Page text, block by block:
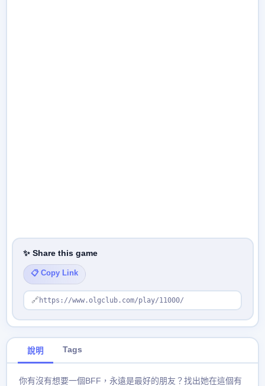
✨ Share this game
📋 Copy Link
🔗 https://www.olgclub.com/play/11000/
說明 Tags
你有沒有想要​​一個BFF，永遠是最好的朋友？找出她在這個有